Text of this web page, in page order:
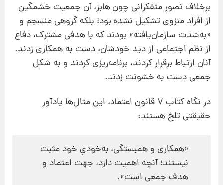
برخلاف تصور متفکرانی چون هابز، آن جمعیت خشمگین
از افراد منزوی تشکیل نشده بود؛ بلکه گروهی منسجم و
«به‌شدت سازمان‌یافته» بودند که با هدفی مشترک، دفاع
از نظم اجتماعی از دید خودشان، دست به همکاری زدند.
آنان ارتباط برقرار کردند، برنامه‌ریزی کردند و به شکل
جمعی دست به خشونت زدند.
در نگاه کتاب 7 قانون اعتماد، این مثال‌ها یادآور
حقیقتی تلخ‌ هستند:
«همکاری و همبستگی، به‌خودیِ خود مثبت
نیستند؛ آنچه اهمیت دارد، جهت اعتماد و
هدف جمعی است».